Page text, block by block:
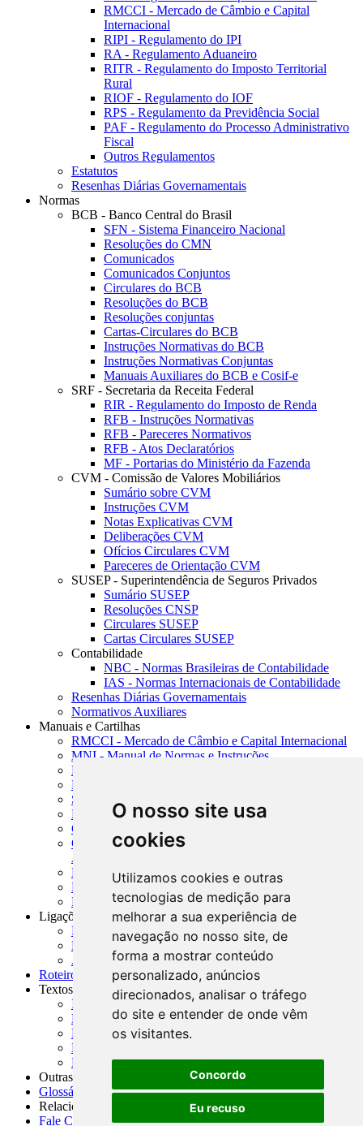
O nosso site usa
cookies
Utilizamos cookies e outras
tecnologias de medição para
melhorar a sua experiência de
navegação no nosso site, de
forma a mostrar conteúdo
personalizado, anúncios
direcionados, analisar o tráfego
do site e entender de onde vêm
os visitantes.
Concordo
Eu recuso
RMCCI - Mercado de Câmbio e Capital
Internacional
RIPI - Regulamento do IPI
RA - Regulamento Aduaneiro
RITR - Regulamento do Imposto Territorial
Rural
RIOF - Regulamento do IOF
RPS - Regulamento da Previdência Social
PAF - Regulamento do Processo Administrativo
Fiscal
Outros Regulamentos
Estatutos
Resenhas Diárias Governamentais
Normas
BCB - Banco Central do Brasil
SFN - Sistema Financeiro Nacional
Resoluções do CMN
Comunicados
Comunicados Conjuntos
Circulares do BCB
Resoluções do BCB
Resoluções conjuntas
Cartas-Circulares do BCB
Instruções Normativas do BCB
Instruções Normativas Conjuntas
Manuais Auxiliares do BCB e Cosif-e
SRF - Secretaria da Receita Federal
RIR - Regulamento do Imposto de Renda
RFB - Instruções Normativas
RFB - Pareceres Normativos
RFB - Atos Declaratórios
MF - Portarias do Ministério da Fazenda
CVM - Comissão de Valores Mobiliários
Sumário sobre CVM
Instruções CVM
Notas Explicativas CVM
Deliberações CVM
Ofícios Circulares CVM
Pareceres de Orientação CVM
SUSEP - Superintendência de Seguros Privados
Sumário SUSEP
Resoluções CNSP
Circulares SUSEP
Cartas Circulares SUSEP
Contabilidade
NBC - Normas Brasileiras de Contabilidade
IAS - Normas Internacionais de Contabilidade
Resenhas Diárias Governamentais
Normativos Auxiliares
Manuais e Cartilhas
RMCCI - Mercado de Câmbio e Capital Internacional
MNI - Manual de Normas e Instruções
MTVM - Manual de Títulos e Valores Mobiliários
MCR - Manual de Crédito Rural
SISORF - Manual de Organização do SFN
MASUP - Manual de Supervisão Bancária
CADOC - Catálogo de Documentos
CNAE-CONCLA - Classificação Nacional de
Atividades Econômicas
PMF - Cartilhas do BCB
Manuais Auxiliares do BCB e Cosif-e
Resenhas Diárias Governamentais
Ligações Externas
Links Úteis
Presidência da República
Agências Nacionais Reguladoras
Roteiros para Estudos
Textos
Índice de Textos
Editorial
Monografias
Na Imprensa
Fórum de Discussão
Outras ferramentas
Glossário
Relacionamento
Fale Conosco